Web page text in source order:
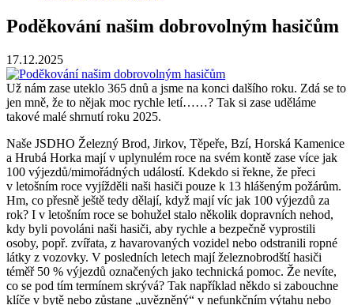
Poděkování našim dobrovolným hasičům
17.12.2025
Už nám zase uteklo 365 dnů a jsme na konci dalšího roku. Zdá se to
jen mně, že to nějak moc rychle letí……? Tak si zase uděláme
takové malé shrnutí roku 2025.
Naše JSDHO Železný Brod, Jirkov, Těpeře, Bzí, Horská Kamenice
a Hrubá Horka mají v uplynulém roce na svém kontě zase více jak
100 výjezdů/mimořádných událostí. Kdekdo si řekne, že přeci
v letošním roce vyjížděli naši hasiči pouze k 13 hlášeným požárům.
Hm, co přesně ještě tedy dělají, když mají víc jak 100 výjezdů za
rok? I v letošním roce se bohužel stalo několik dopravních nehod,
kdy byli povoláni naši hasiči, aby rychle a bezpečně vyprostili
osoby, popř. zvířata, z havarovaných vozidel nebo odstranili ropné
látky z vozovky. V posledních letech mají železnobrodští hasiči
téměř 50 % výjezdů označených jako technická pomoc. Že nevíte,
co se pod tím termínem skrývá? Tak například někdo si zabouchne
klíče v bytě nebo zůstane „uvězněný“ v nefunkčním výtahu nebo